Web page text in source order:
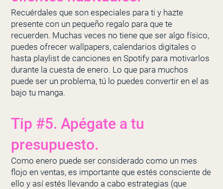
Recuérdales que son especiales para ti y hazte
presente con un pequeño regalo para que te
recuerden. Muchas veces no tiene que ser algo físico,
puedes ofrecer wallpapers, calendarios digitales o
hasta playlist de canciones en Spotify para motivarlos
durante la cuesta de enero. Lo que para muchos
puede ser un problema, tú lo puedes convertir en el as
bajo tu manga.
Tip #5. Apégate a tu
presupuesto.
Como enero puede ser considerado como un mes
flojo en ventas, es importante que estés consciente de
ello y así estés llevando a cabo estrategias (que